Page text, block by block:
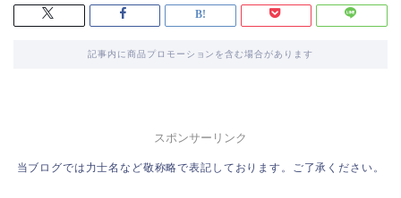
記事内に商品プロモーションを含む場合があります
スポンサーリンク
当ブログでは力士名など敬称略で表記しております。ご了承ください。